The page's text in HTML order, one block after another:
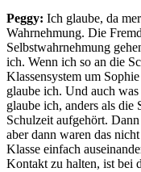
Peggy: Ich glaube, da
Wahrnehmung. Die
Selbstwahrnehmung
ich. Wenn ich so an die
Klassensystem um
glaube ich. Und auch
glaube ich, anders als die
Schulzeit aufgehört.
aber dann waren das
Klasse einfach
Kontakt zu halten, ist bei